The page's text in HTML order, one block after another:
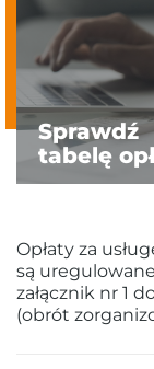
Sprawdź
tabelę
Opłaty za
są
załącznik nr 1
(obrót